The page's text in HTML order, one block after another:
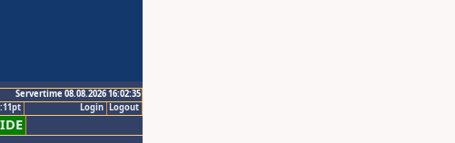
Servertime 08.08.2026 16:02:35
Logout
Login